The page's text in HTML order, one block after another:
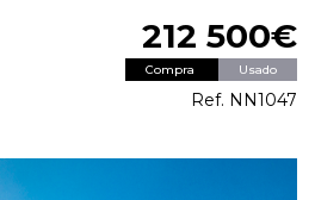
212 500€
Compra Usado
Ref. NN1047